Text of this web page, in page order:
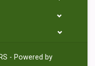
- Powered by